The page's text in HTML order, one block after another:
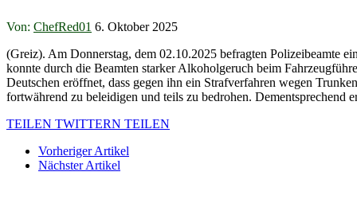
Von: ChefRed01 6. Oktober 2025
(Greiz). Am Donnerstag, dem 02.10.2025 befragten Polizeibeamte
konnte durch die Beamten starker Alkoholgeruch beim
Deutschen eröffnet, dass gegen ihn ein Strafverfahren wegen
fortwährend zu beleidigen und teils zu bedrohen.
TEILEN TWITTERN TEILEN
Vorheriger Artikel
Nächster Artikel